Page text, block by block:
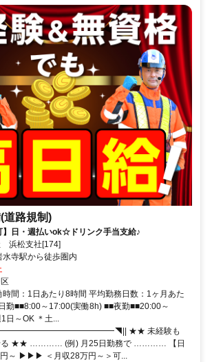
道路規制)
】日・週払いok☆ドリンク手当支給♪
浜松支社[174]
寺駅から徒歩圏内
間：1日あたり8時間 平均勤務日数：1ヶ月あた
勤■■8:00～17:00(実働8h) ■■夜勤■■20:00～
日～OK ＊土...
★★ 未経験も
せる ★★ ………… (例) 月25日勤務で ………… 【日
～ ▶▶▶ ＜月収28万円～＞可...